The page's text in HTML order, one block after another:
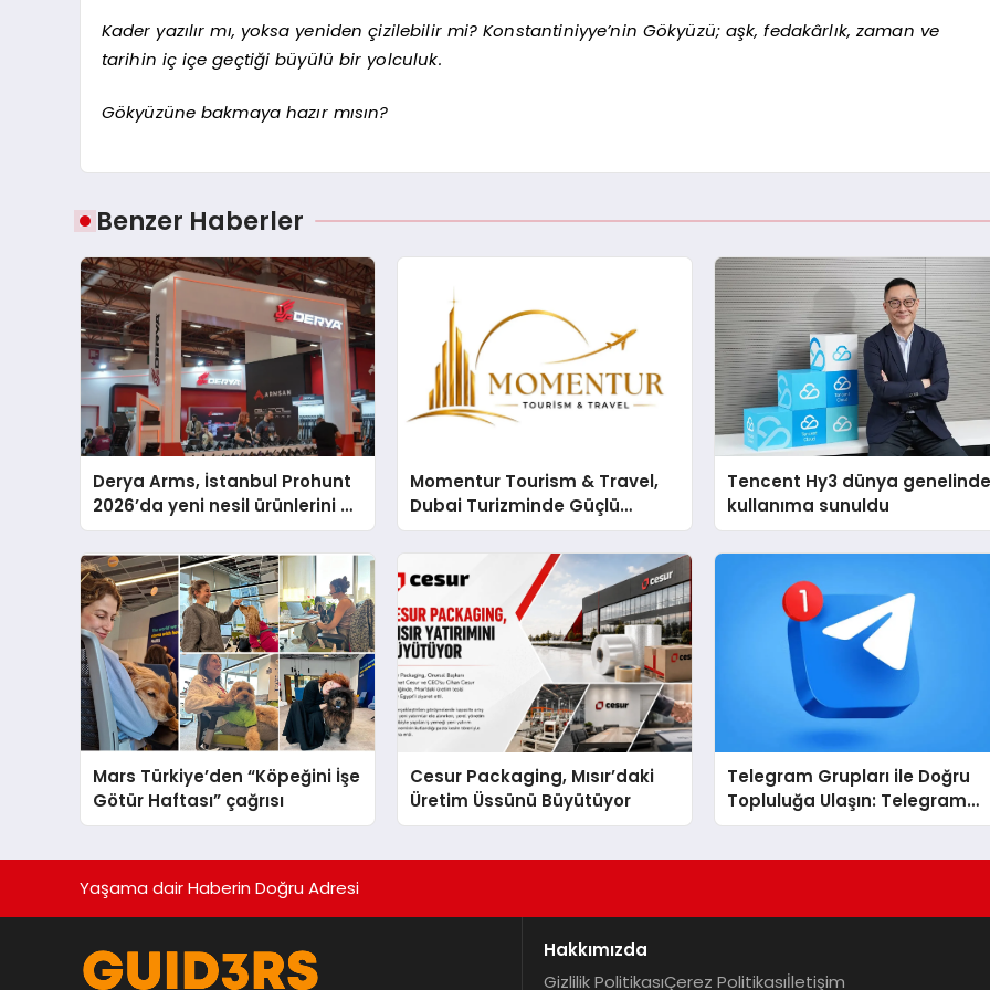
Kader yazılır mı, yoksa yeniden çizilebilir mi? Konstantiniyye’nin Gökyüzü; aşk, fedakârlık, zaman ve
tarihin iç içe geçtiği büyülü bir yolculuk.
Gökyüzüne bakmaya hazır mısın?
Benzer Haberler
Derya Arms, İstanbul Prohunt
2026’da yeni nesil ürünlerini ve
global marka vizyonunu
sergiledi
Momentur Tourism & Travel,
Dubai Turizminde Güçlü
Operasyon Ağıyla Fark
Tencent Hy3 dünya
kullanıma sunuldu
Mars Türkiye’den “Köpeğini İşe
Götür Haftası” çağrısı
Cesur Packaging, Mısır’daki
Üretim Üssünü Büyütüyor
Telegram Grupları ile Doğru
Topluluğa Ulaşın: Telegram
Grup Arayanların İşini
Yaşama dair Haberin Doğru Adresi
Hakkımızda
Gizlilik PolitikasıÇerez Politikasıİletişim